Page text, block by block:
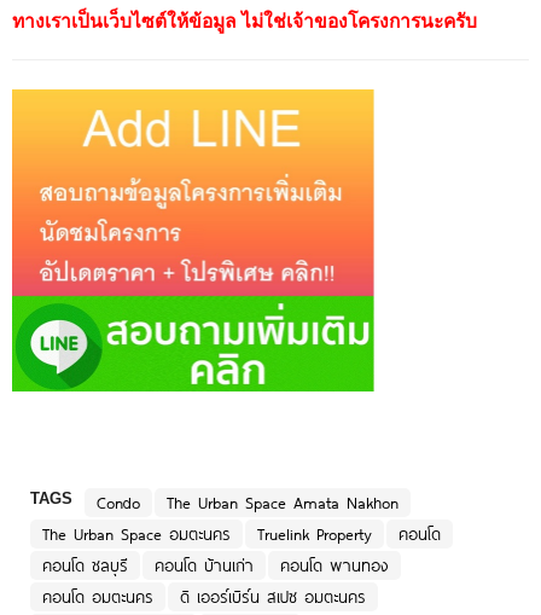
ทางเราเป็นเว็บไซต์ให้ข้อมูล ไม่ใช่เจ้าของโครงการนะครับ
TAGS Condo
The Urban Space Amata Nakhon
The Urban Space อมตะนคร
Truelink Property
คอนโด
คอนโด ชลบุรี
คอนโด บ้านเก่า
คอนโด พานทอง
คอนโด อมตะนคร
ดิ เออร์เบิร์น สเปซ อมตะนคร